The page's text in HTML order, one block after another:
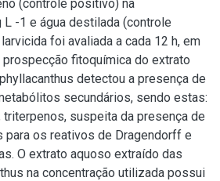
(controle positivo) na
L -1 e água destilada (controle
foi avaliada a cada 12 h, em
prospecção fitoquímica do extrato
detectou a presença de
secundários, sendo estas:
suspeita da presença de
os reativos de Dragendorff e
O extrato aquoso extraído das
na concentração utilizada possui